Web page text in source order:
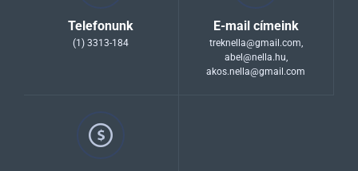
Telefonunk
(1) 3313-184
E-mail címeink
treknella@gmail.com,
abel@nella.hu,
akos.nella@gmail.com